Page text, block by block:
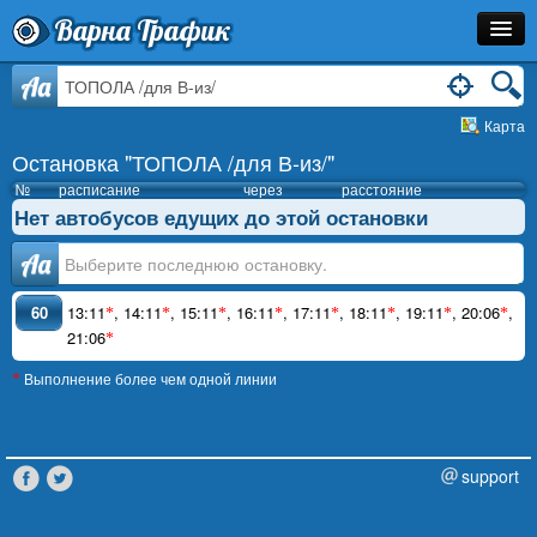
Варна Трафик
Остановка
Расписание
Как Добраться?
Инфо
Aa
Карта
Остановка "ТОПОЛА /для В-из/"
№ расписание через расстояние
Нет автобусов едущих до этой остановки
Аа
60 13:11*, 14:11*, 15:11*, 16:11*, 17:11*, 18:11*, 19:11*, 20:06*,
21:06*
* Выполнение более чем одной линии
support